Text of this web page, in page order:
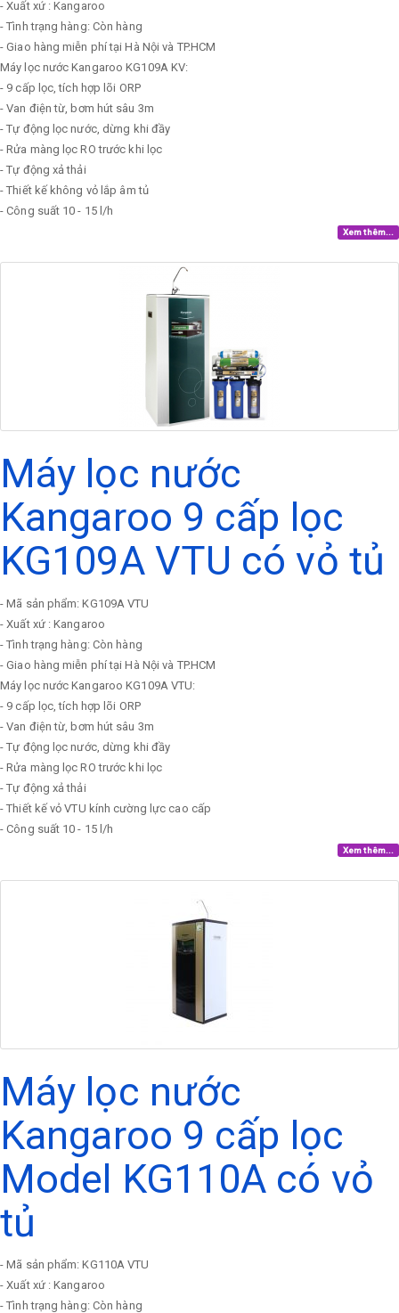
- Xuất xứ : Kangaroo
- Tình trạng hàng: Còn hàng
- Giao hàng miễn phí tại Hà Nội và TP.HCM
Máy lọc nước Kangaroo KG109A KV:
- 9 cấp lọc, tích hợp lõi ORP
- Van điện từ, bơm hút sâu 3m
- Tự động lọc nước, dừng khi đầy
- Rửa màng lọc RO trước khi lọc
- Tự động xả thải
- Thiết kế không vỏ lắp âm tủ
- Công suất 10 - 15 l/h
Xem thêm...
Máy lọc nước
Kangaroo 9 cấp lọc
KG109A VTU có vỏ tủ
- Mã sản phẩm: KG109A VTU
- Xuất xứ : Kangaroo
- Tình trạng hàng: Còn hàng
- Giao hàng miễn phí tại Hà Nội và TP.HCM
Máy lọc nước Kangaroo KG109A VTU:
- 9 cấp lọc, tích hợp lõi ORP
- Van điện từ, bơm hút sâu 3m
- Tự động lọc nước, dừng khi đầy
- Rửa màng lọc RO trước khi lọc
- Tự động xả thải
- Thiết kế vỏ VTU kính cường lực cao cấp
- Công suất 10 - 15 l/h
Xem thêm...
Máy lọc nước
Kangaroo 9 cấp lọc
Model KG110A có vỏ
tủ
- Mã sản phẩm: KG110A VTU
- Xuất xứ : Kangaroo
- Tình trạng hàng: Còn hàng